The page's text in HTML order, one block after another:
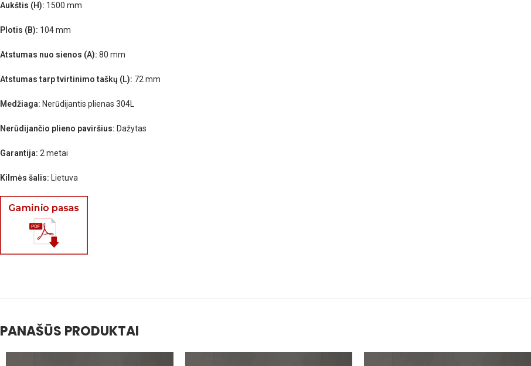
Aukštis (H): 1500 mm
Plotis (B): 104 mm
Atstumas nuo sienos (A): 80 mm
Atstumas tarp tvirtinimo taškų (L): 72 mm
Medžiaga: Nerūdijantis plienas 304L
Nerūdijančio plieno paviršius: Dažytas
Garantija: 2 metai
Kilmės šalis: Lietuva
PANAŠŪS PRODUKTAI